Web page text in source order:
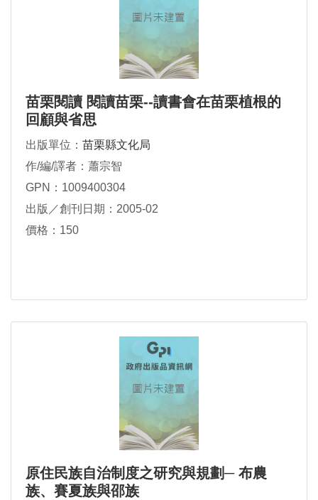
苗栗閱讀 閱讀苗栗--讀書會在苗栗植根的
回顧與省思
出版單位： 苗栗縣文化局
作/編/譯者：蕭宗智
GPN：1009400304
出版／創刊日期：2005-02
價格：150
原住民族自治制度之研究與規劃─ 布農
族、賽夏族與邵族